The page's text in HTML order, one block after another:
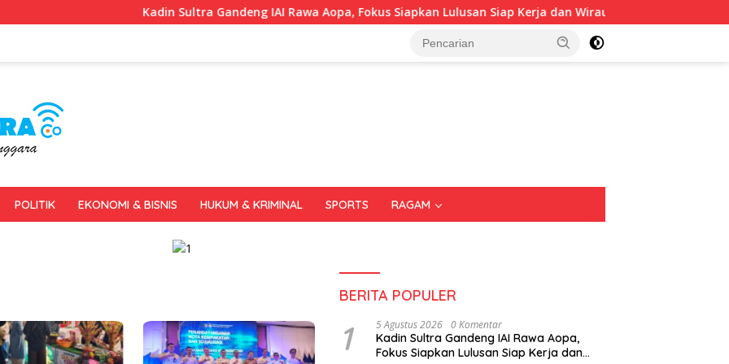
Kadin Sultra Gandeng IAI Rawa Aopa, Fokus Siapkan Lulusan Siap Kerja dan Wirausaha
POLITIK EKONOMI & BISNIS HUKUM & KRIMINAL SPORTS RAGAM
BERITA POPULER
1 5 Agustus 2026 0 Komentar
Kadin Sultra Gandeng IAI Rawa Aopa,
Fokus Siapkan Lulusan Siap Kerja dan